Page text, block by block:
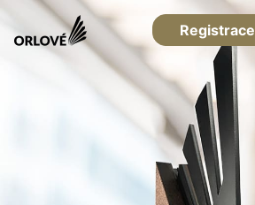
Registrace